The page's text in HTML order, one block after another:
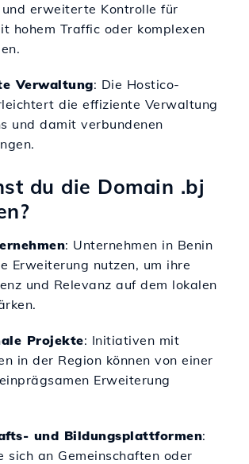
und erweiterte Kontrolle für
hohem Traffic oder komplexen
Verwaltung: Die Hostico-
die effiziente Verwaltung
und damit verbundenen
du die Domain .bj
: Unternehmen in Benin
Erweiterung nutzen, um ihre
und Relevanz auf dem lokalen
Projekte: Initiativen mit
in der Region können von einer
Erweiterung
und Bildungsplattformen:
sich an Gemeinschaften oder